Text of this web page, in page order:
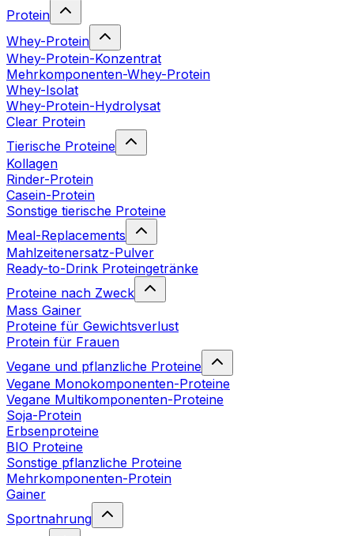
Protein
Whey-Protein
Whey-Protein-Konzentrat
Mehrkomponenten-Whey-Protein
Whey-Isolat
Whey-Protein-Hydrolysat
Clear Protein
Tierische Proteine
Kollagen
Rinder-Protein
Casein-Protein
Sonstige tierische Proteine
Meal-Replacements
Mahlzeitenersatz-Pulver
Ready-to-Drink Proteingetränke
Proteine nach Zweck
Mass Gainer
Proteine für Gewichtsverlust
Protein für Frauen
Vegane und pflanzliche Proteine
Vegane Monokomponenten-Proteine
Vegane Multikomponenten-Proteine
Soja-Protein
Erbsenproteine
BIO Proteine
Sonstige pflanzliche Proteine
Mehrkomponenten-Protein
Gainer
Sportnahrung